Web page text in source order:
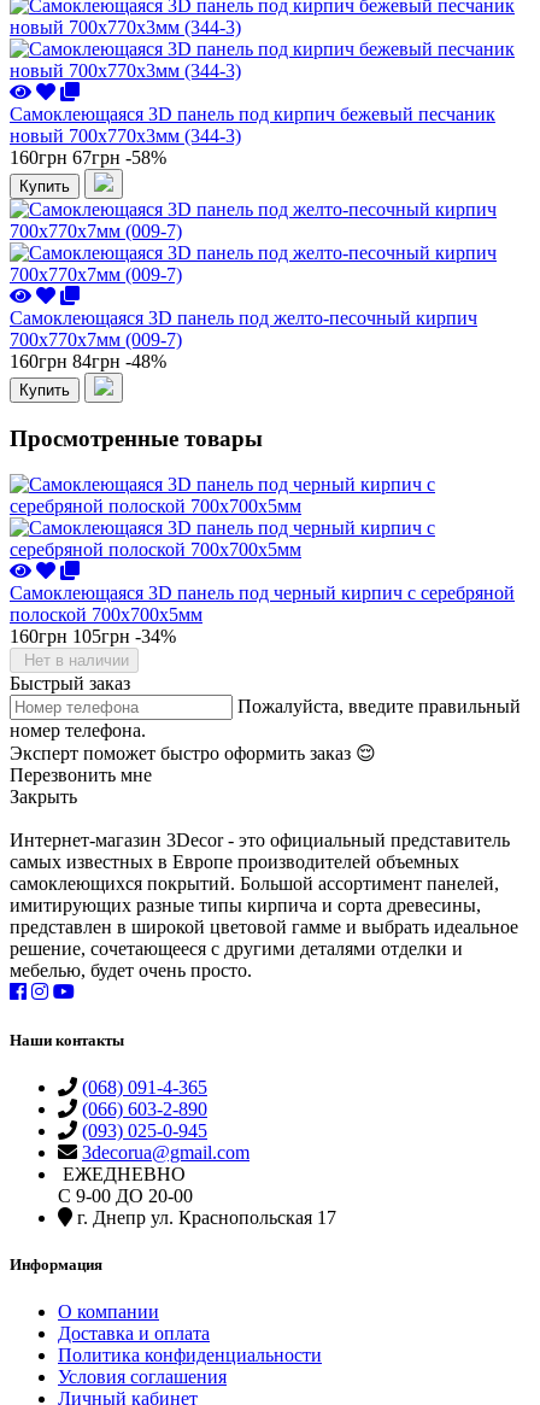
Самоклеющаяся 3D панель под кирпич бежевый песчаник
новый 700x770x3мм (344-3)
160грн 67грн -58%
Купить
Самоклеющаяся 3D панель под желто-песочный кирпич
700x770x7мм (009-7)
160грн 84грн -48%
Купить
Просмотренные товары
Самоклеющаяся 3D панель под черный кирпич с серебряной
полоской 700x700x5мм
160грн 105грн -34%
Нет в наличии
Быстрый заказ
Пожалуйста, введите правильный
номер телефона.
Эксперт поможет быстро оформить заказ 😌
Перезвонить мне
Закрыть
Интернет-магазин 3Decor - это официальный представитель
самых известных в Европе производителей объемных
самоклеющихся покрытий. Большой ассортимент панелей,
имитирующих разные типы кирпича и сорта древесины,
представлен в широкой цветовой гамме и выбрать идеальное
решение, сочетающееся с другими деталями отделки и
мебелью, будет очень просто.
Наши контакты
(068) 091-4-365
(066) 603-2-890
(093) 025-0-945
3decorua@gmail.com
ЕЖЕДНЕВНО
С 9-00 ДО 20-00
г. Днепр ул. Краснопольская 17
Информация
О компании
Доставка и оплата
Политика конфиденциальности
Условия соглашения
Личный кабинет